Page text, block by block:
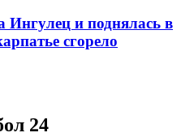
Ингулец и поднялась в
сгорело
24